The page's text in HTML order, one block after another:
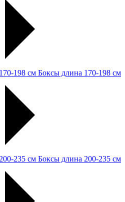
Боксы длина 170-198 см
Боксы длина 200-235 см